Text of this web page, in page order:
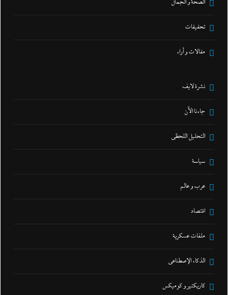
الصحة و الجمال
تحقيقات
مقالات و أراء
نشرة لايف
جاءنا الآن
التحليل اللحظي
سياسة
عرب و عالم
اقتصاد
ملفات عسكرية
الذكاء الإصطناعي
كاريكتير و كوميكس